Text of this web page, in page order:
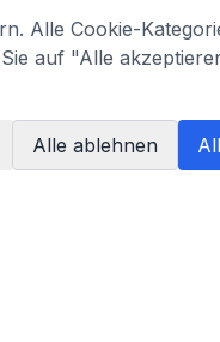
Alle Cookie-
auf "Alle
Alle ablehnen